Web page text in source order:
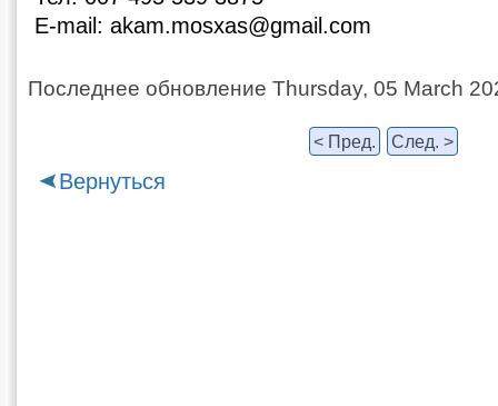
E-mail: akam.mosxas@gmail.com
Последнее обновление Thursday, 05 March
< Пред. След. >
Вернуться